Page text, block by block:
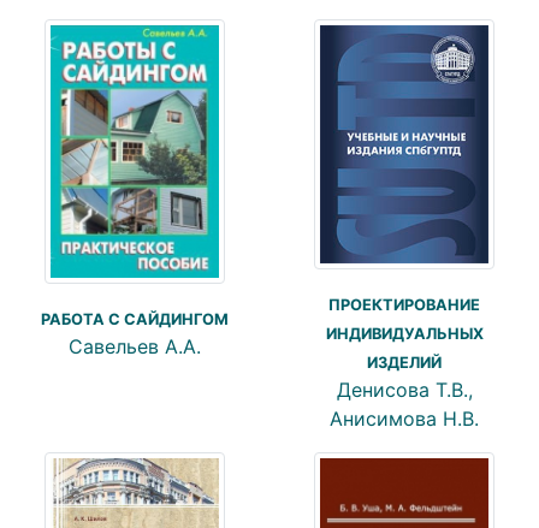
РАБОТА С САЙДИНГОМ
Савельев А.А.
ПРОЕКТИРОВАНИЕ
ИНДИВИДУАЛЬНЫХ
ИЗДЕЛИЙ
Денисова Т.В.,
Анисимова Н.В.